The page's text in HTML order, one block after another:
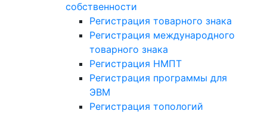
собственности
Регистрация товарного знака
Регистрация международного
товарного знака
Регистрация НМПТ
Регистрация программы для
ЭВМ
Регистрация топологий